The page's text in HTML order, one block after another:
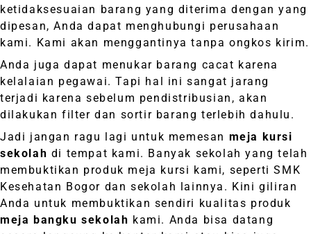
ketidaksesuaian barang yang diterima dengan yang
dipesan, Anda dapat menghubungi perusahaan
kami. Kami akan menggantinya tanpa ongkos kirim.
Anda juga dapat menukar barang cacat karena
kelalaian pegawai. Tapi hal ini sangat jarang
terjadi karena sebelum pendistribusian, akan
dilakukan filter dan sortir barang terlebih dahulu.
Jadi jangan ragu lagi untuk memesan meja kursi
sekolah di tempat kami. Banyak sekolah yang telah
membuktikan produk meja kursi kami, seperti SMK
Kesehatan Bogor dan sekolah lainnya. Kini giliran
Anda untuk membuktikan sendiri kualitas produk
meja bangku sekolah kami. Anda bisa datang